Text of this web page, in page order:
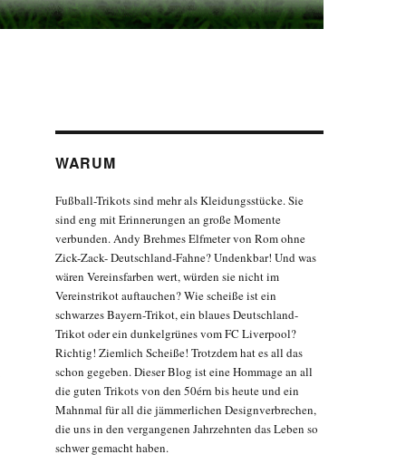
WARUM
Fußball-Trikots sind mehr als Kleidungsstücke. Sie
sind eng mit Erinnerungen an große Momente
verbunden. Andy Brehmes Elfmeter von Rom ohne
Zick-Zack- Deutschland-Fahne? Undenkbar! Und was
wären Vereinsfarben wert, würden sie nicht im
Vereinstrikot auftauchen? Wie scheiße ist ein
schwarzes Bayern-Trikot, ein blaues Deutschland-
Trikot oder ein dunkelgrünes vom FC Liverpool?
Richtig! Ziemlich Scheiße! Trotzdem hat es all das
schon gegeben. Dieser Blog ist eine Hommage an all
die guten Trikots von den 50érn bis heute und ein
Mahnmal für all die jämmerlichen Designverbrechen,
die uns in den vergangenen Jahrzehnten das Leben so
schwer gemacht haben.